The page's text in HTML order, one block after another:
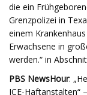
die ein
Grenzpolizei in
einem
Erwachsene in
werden.“ in
PBS NewsHour:
ICE-Haftanstalten“